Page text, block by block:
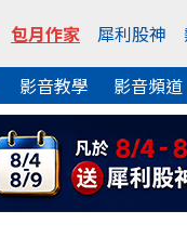
包月作家 犀利股神
影音教學 影音頻道